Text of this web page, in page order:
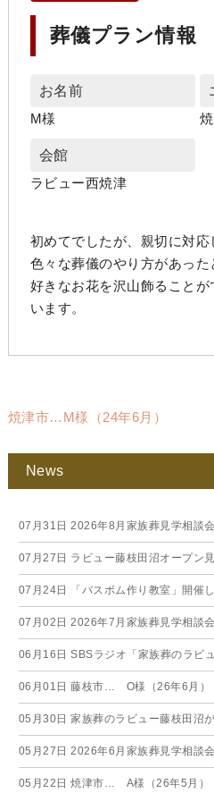
葬儀プラン情報
お名前
M様
会館
ラビュー西焼津
初めてでしたが、親切に対応
色々な葬儀のやり方があっ
好きなお花を沢山飾ること
います。
焼津市…M様（24年6月）
News
07月31日 2026年8月家族葬見学相談会
07月27日 ラビュー藤枝田沼オープン
07月24日 「バスボム作り教室」開催
07月02日 2026年7月家族葬見学相談会
06月16日 SBSラジオ「家族葬のラビュー エンディングスト
06月01日 藤枝市… O様（26年6月）
05月30日 家族葬のラビュー藤枝田沼
05月27日 2026年6月家族葬見学相談会
05月22日 焼津市… A様（26年5月）